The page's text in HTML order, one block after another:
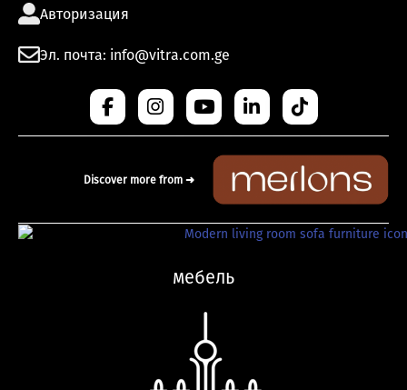
Авторизация
Эл. почта: info@vitra.com.ge
Discover more from ➜
мебель